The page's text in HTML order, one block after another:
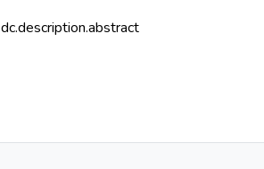
dc.description.abstract